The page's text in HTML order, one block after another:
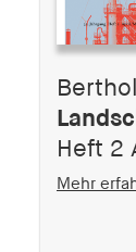
Heft 2
Mehr